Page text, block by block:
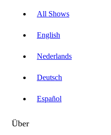
All Shows
English
Nederlands
Deutsch
Español
Über